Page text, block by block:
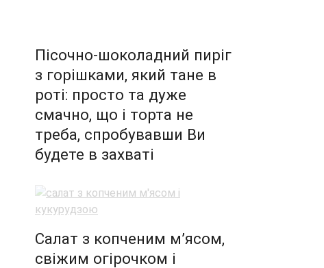
Пісочно-шоколадний пиріг
з горішками, який тане в
роті: просто та дуже
смачно, що і торта не
треба, спробувавши Ви
будете в захваті
Салат з копченим м’ясом,
свіжим огірочком і